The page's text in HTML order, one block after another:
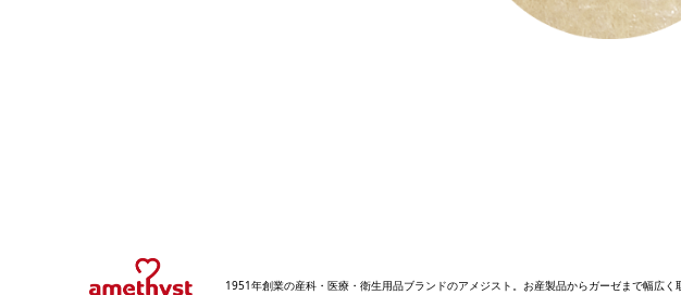
1951年創業の産科・医療・衛生用品ブランドのアメジスト。お産製品からガーゼまで幅広く